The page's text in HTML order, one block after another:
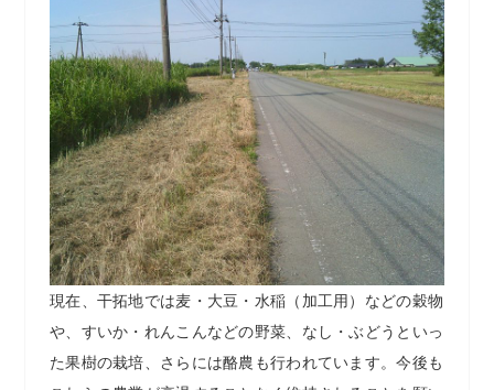
現在、干拓地では麦・大豆・水稲（加工用）などの穀物
や、すいか・れんこんなどの野菜、なし・ぶどうといっ
た果樹の栽培、さらには酪農も行われています。今後も